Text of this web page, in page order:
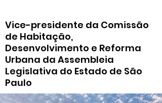
Vice-presidente da Comissão
de Habitação,
Desenvolvimento e Reforma
Urbana da Assembleia
Legislativa do Estado de São
Paulo